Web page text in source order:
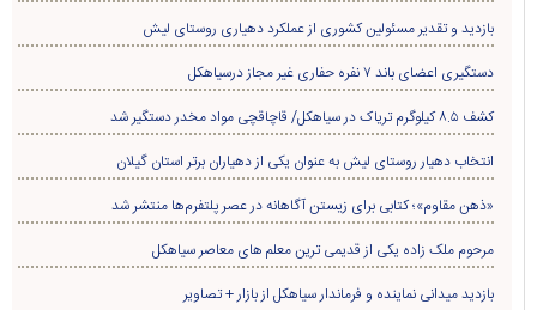
بازدید و تقدیر مسئولین کشوری از عملکرد دهیاری روستای لیش
دستگیری اعضای باند ۷ نفره حفاری غير مجاز درسیاهکل
کشف ۸.۵ کیلوگرم تریاک در سیاهکل/ قاچاقچی مواد مخدر دستگیر شد
انتخاب دهیار روستای لیش به عنوان یکی از دهیاران برتر استان گیلان
«ذهن مقاوم»؛ کتابی برای زیستن آگاهانه در عصر پلتفرم‌ها منتشر شد
مرحوم ملک زاده یکی از قدیمی ترین معلم های معاصر سیاهکل
بازدید میدانی نماینده و فرماندار سیاهکل از بازار + تصاویر